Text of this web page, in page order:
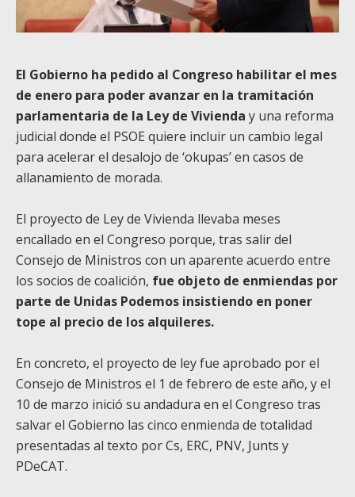
El Gobierno ha pedido al Congreso habilitar el mes
de enero para poder avanzar en la tramitación
parlamentaria de la Ley de Vivienda y una reforma
judicial donde el PSOE quiere incluir un cambio legal
para acelerar el desalojo de ‘okupas’ en casos de
allanamiento de morada.
El proyecto de Ley de Vivienda llevaba meses
encallado en el Congreso porque, tras salir del
Consejo de Ministros con un aparente acuerdo entre
los socios de coalición, fue objeto de enmiendas por
parte de Unidas Podemos insistiendo en poner
tope al precio de los alquileres.
En concreto, el proyecto de ley fue aprobado por el
Consejo de Ministros el 1 de febrero de este año, y el
10 de marzo inició su andadura en el Congreso tras
salvar el Gobierno las cinco enmienda de totalidad
presentadas al texto por Cs, ERC, PNV, Junts y
PDeCAT.